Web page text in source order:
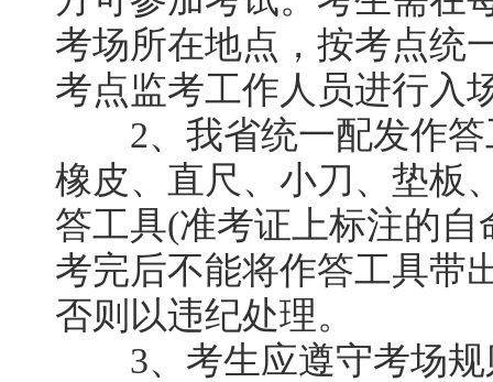
考场所在地点，按考点统
考点监考工作人员进行入
2、我省统一配发作答
橡皮、直尺、小刀、垫板
答工具(准考证上标注的
考完后不能将作答工具带
否则以违纪处理。
3、考生应遵守考场规